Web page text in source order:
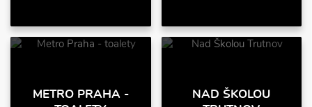
METRO PRAHA -
NAD ŠKOLOU